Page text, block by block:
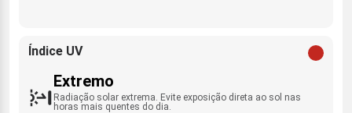
Índice UV
Extremo
Radiação solar extrema. Evite exposição direta ao sol nas
horas mais quentes do dia.